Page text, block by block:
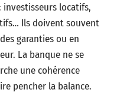
locatifs,
Ils doivent souvent
garanties ou en
La banque ne se
une cohérence
pencher la balance.